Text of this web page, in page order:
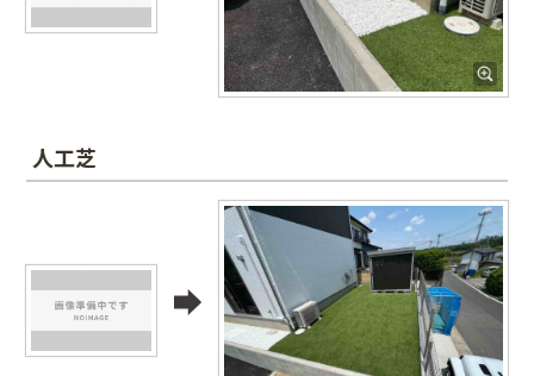
人工芝